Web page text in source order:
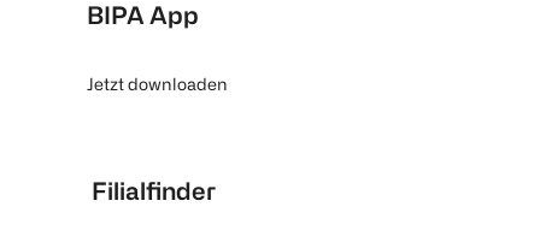
BIPA App
Jetzt downloaden
Filialfinder